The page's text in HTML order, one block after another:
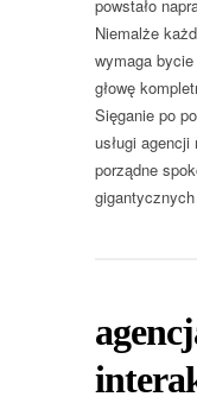
powstało
Niemalże
wymaga
głowę
Sięganie po
usługi
porządne